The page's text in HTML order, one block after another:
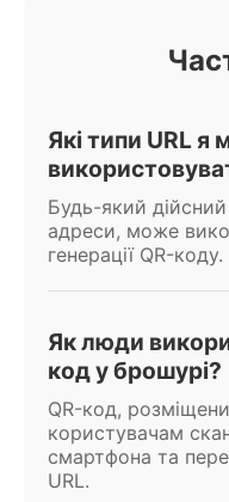
Які типи URL я
Будь-який
адреси, може
генерації QR-коду.
Як люди
код у брошурі?
QR-код,
користувачам
смартфона та
URL.